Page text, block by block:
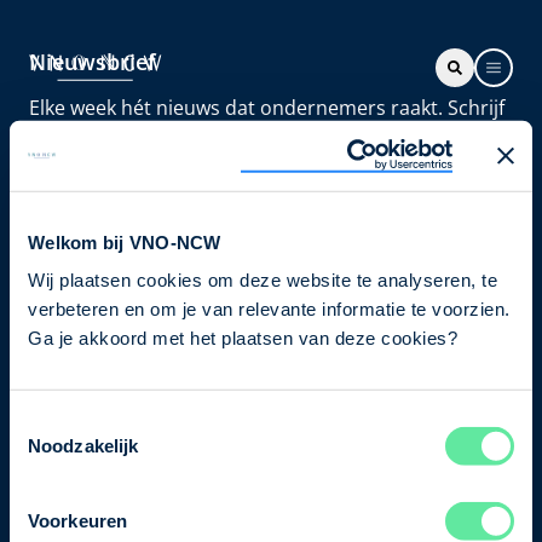
Welkom bij VNO-NCW
Wij plaatsen cookies om deze website te analyseren, te
verbeteren en om je van relevante informatie te voorzien.
Ga je akkoord met het plaatsen van deze cookies?
Noodzakelijk
Voorkeuren
Nieuwsbrief
Elke week hét nieuws dat ondernemers raakt. Schrijf
je nu in voor de VNO-NCW nieuwsbrief.
Schrijf je in
Direct naar
Ons verhaal
Bezuidenhoutseweg 12
T+31 70 349 03 49